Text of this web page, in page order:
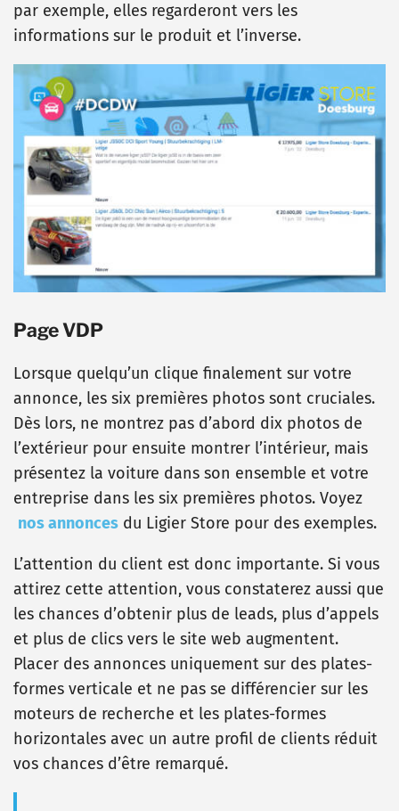
par exemple, elles regarderont vers les
informations sur le produit et l’inverse.
Page VDP
Lorsque quelqu’un clique finalement sur votre
annonce, les six premières photos sont cruciales.
Dès lors, ne montrez pas d’abord dix photos de
l’extérieur pour ensuite montrer l’intérieur, mais
présentez la voiture dans son ensemble et votre
entreprise dans les six premières photos. Voyez
nos annonces du Ligier Store pour des exemples.
L’attention du client est donc importante. Si vous
attirez cette attention, vous constaterez aussi que
les chances d’obtenir plus de leads, plus d’appels
et plus de clics vers le site web augmentent.
Placer des annonces uniquement sur des plates-
formes verticale et ne pas se différencier sur les
moteurs de recherche et les plates-formes
horizontales avec un autre profil de clients réduit
vos chances d’être remarqué.